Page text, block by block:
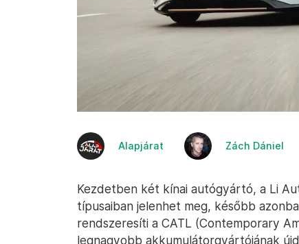
Alapjárat Zách Dániel
Kezdetben két kínai autógyártó, a Li
típusaiban jelenhet meg, később
rendszeresíti a CATL (Contemporary
legnagyobb akkumulátorgyártójának